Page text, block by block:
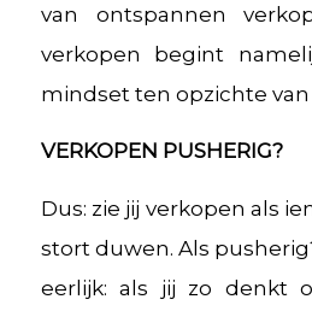
van ontspannen
verkopen begint
mindset ten opzichte van
VERKOPEN PUSHERIG?
Dus: zie jij verkopen als
stort duwen. Als
eerlijk: als jij zo denkt